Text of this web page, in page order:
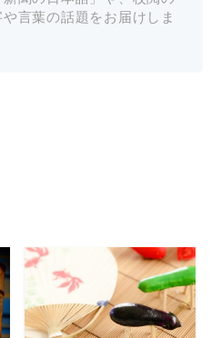
言葉の話題をお届けしま